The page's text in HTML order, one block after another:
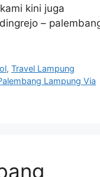
kini juga
–
,Travel Lampung
Lampung Via